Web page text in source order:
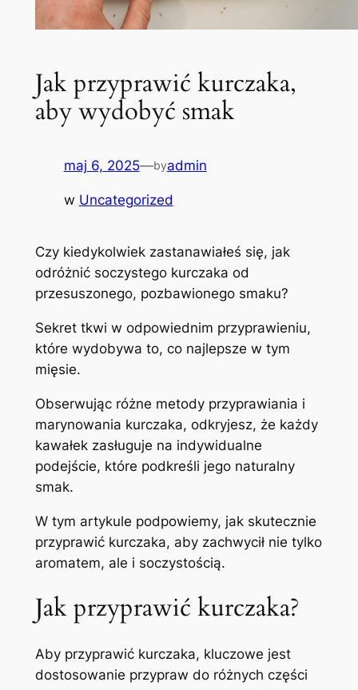
Jak przyprawić kurczaka,
aby wydobyć smak
maj 6, 2025—byadmin
w Uncategorized
Czy kiedykolwiek zastanawiałeś się, jak
odróżnić soczystego kurczaka od
przesuszonego, pozbawionego smaku?
Sekret tkwi w odpowiednim przyprawieniu,
które wydobywa to, co najlepsze w tym
mięsie.
Obserwując różne metody przyprawiania i
marynowania kurczaka, odkryjesz, że każdy
kawałek zasługuje na indywidualne
podejście, które podkreśli jego naturalny
smak.
W tym artykule podpowiemy, jak skutecznie
przyprawić kurczaka, aby zachwycił nie tylko
aromatem, ale i soczystością.
Jak przyprawić kurczaka?
Aby przyprawić kurczaka, kluczowe jest
dostosowanie przypraw do różnych części